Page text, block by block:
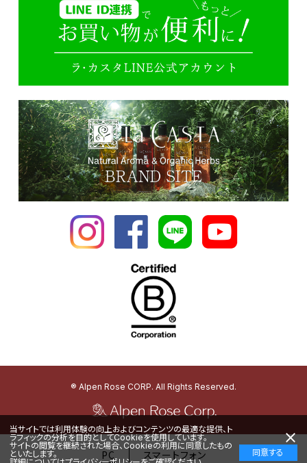
® Alpen Rose CORP. All Rights Reserved.
PC スマートフォン
当サイトでは利用体験の向上およびコンテンツの最適な提供、ト
ラフィックの分析を目的としてCookieを使用しています。
サイトの閲覧を継続された場合、Cookieの利用に同意したもの
といたします。
同意する